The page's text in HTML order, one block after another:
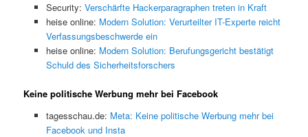
Security: Verschärfte Hackerparagraphen treten in Kraft
heise online: Modern Solution: Verurteilter IT-Experte reicht
Verfassungsbeschwerde ein
heise online: Modern Solution: Berufungsgericht bestätigt
Schuld des Sicherheitsforschers
Keine politische Werbung mehr bei Facebook
tagesschau.de: Meta: Keine politische Werbung mehr bei
Facebook und Insta